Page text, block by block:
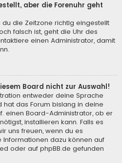
aber die Forenuhr geht
die Zeitzone richtig eingestellt
falsch ist, geht die Uhr des
einen Administrator, damit
Board nicht zur Auswahl!
entweder deine Sprache
das Forum bislang in deine
einen Board-Administrator, ob er
installieren kann. Falls es
uns freuen, wenn du es
dazu können auf
oder auf phpBB.de gefunden